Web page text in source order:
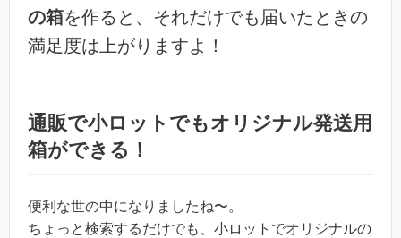
の箱を作ると、それだけでも届いたときの
満足度は上がりますよ！
通販で小ロットでもオリジナル発送用
箱ができる！
便利な世の中になりましたね〜。
ちょっと検索するだけでも、小ロットでオリジナルの